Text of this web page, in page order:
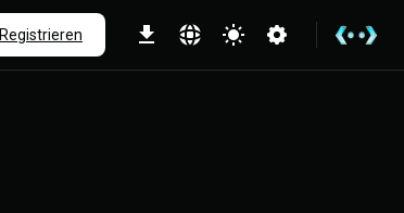
Registrieren